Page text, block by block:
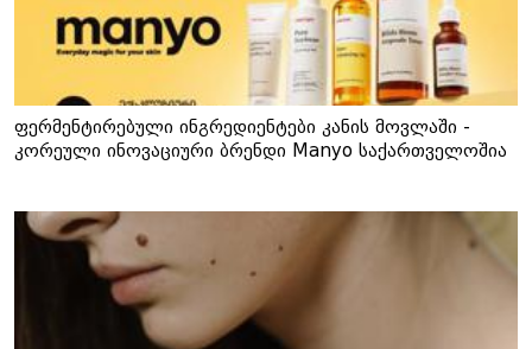
ფერმენტირებული ინგრედიენტები კანის მოვლაში -
კორეული ინოვაციური ბრენდი Manyo საქართველოშია